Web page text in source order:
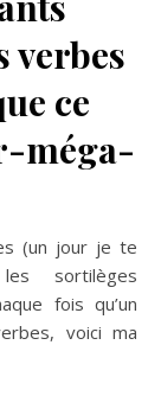
verbes
ce
méga-
(un jour je te
sortilèges
fois qu’un
voici ma